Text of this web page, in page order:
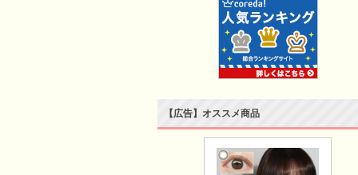
【広告】オススメ商品